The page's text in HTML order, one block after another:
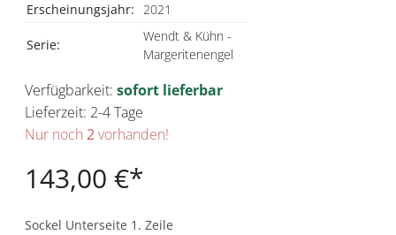
Erscheinungsjahr: 2021
Serie:
Wendt & Kühn -
Margeritenengel
Verfügbarkeit: sofort lieferbar
Lieferzeit: 2-4 Tage
Nur noch 2vorhanden!
143,00 €
Sockel Unterseite 1. Zeile